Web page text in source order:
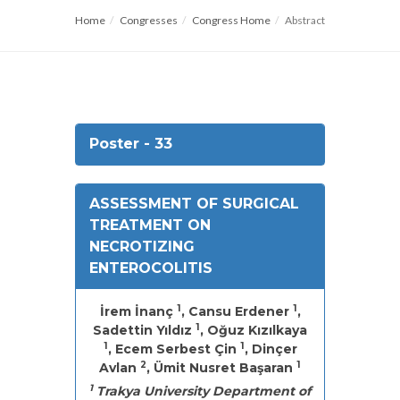
Home Congresses Congress Home Abstract
Poster - 33
ASSESSMENT OF SURGICAL
TREATMENT ON
NECROTIZING
ENTEROCOLITIS
İrem İnanç 1, Cansu Erdener 1,
Sadettin Yıldız 1, Oğuz Kızılkaya
1, Ecem Serbest Çin 1, Dinçer
Avlan 2, Ümit Nusret Başaran 1
1Trakya University Department of